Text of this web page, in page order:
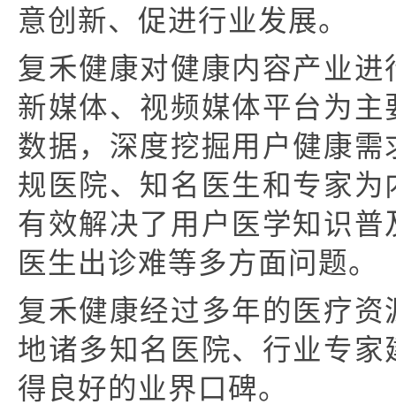
意创新、促进行业发展。
复禾健康对健康内容产业
新媒体、视频媒体平台为
数据，深度挖掘用户健康
规医院、知名医生和专家
有效解决了用户医学知识
医生出诊难等多方面问题。
复禾健康经过多年的医疗
地诸多知名医院、行业专
得良好的业界口碑。